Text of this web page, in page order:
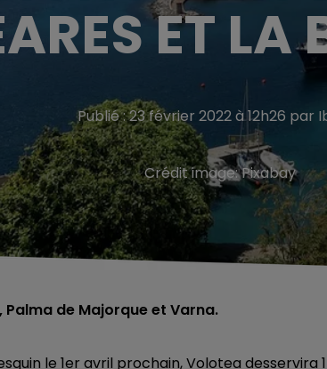
ET LA
Publié : 23 février 2022 à 12h26 par
Crédit image:Pixabay
de Majorque et Varna.
le 1er avril prochain, Volotea desservira